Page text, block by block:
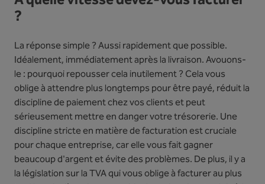
?
La réponse simple ? Aussi rapidement que possible.
Idéalement, immédiatement après la livraison. Avouons-
le : pourquoi repousser cela inutilement ? Cela vous
oblige à attendre plus longtemps pour être payé, réduit la
discipline de paiement chez vos clients et peut
sérieusement mettre en danger votre trésorerie. Une
discipline stricte en matière de facturation est cruciale
pour chaque entreprise, car elle vous fait gagner
beaucoup d'argent et évite des problèmes. De plus, il y a
la législation sur la TVA qui vous oblige à facturer au plus